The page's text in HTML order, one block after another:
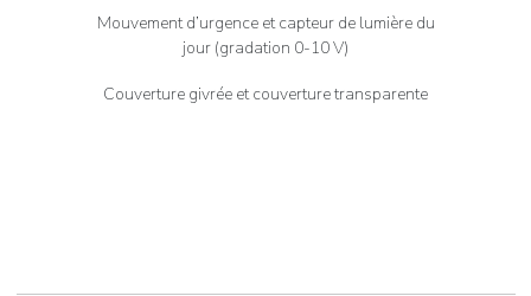
Mouvement d’urgence et capteur de lumière du
jour (gradation 0-10 V)
Couverture givrée et couverture transparente